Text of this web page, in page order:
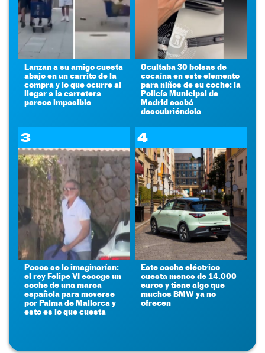
Lanzan a su amigo cuesta
abajo en un carrito de la
compra y lo que ocurre al
llegar a la carretera
parece imposible
Ocultaba 30 bolsas de
cocaína en este elemento
para niños de su coche: la
Policía Municipal de
Madrid acabó
descubriéndola
3
Pocos se lo imaginarían:
el rey Felipe VI escoge un
coche de una marca
española para moverse
por Palma de Mallorca y
esto es lo que cuesta
4
Este coche eléctrico
cuesta menos de 14.000
euros y tiene algo que
muchos BMW ya no
ofrecen